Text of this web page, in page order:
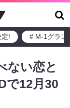
! # M-1グラン
ない恋と
で12月30